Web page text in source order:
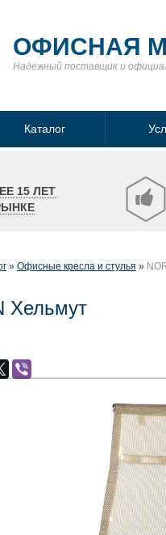
ОФИСНАЯ
Надежный поставщик и
Каталог
15 ЛЕТ
Офисные кресла и стулья
Хельмут